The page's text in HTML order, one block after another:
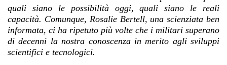
quali siano le possibilità oggi, quali siano le reali
capacità. Comunque, Rosalie Bertell, una scienziata ben
informata, ci ha ripetuto più volte che i militari superano
di decenni la nostra conoscenza in merito agli sviluppi
scientifici e tecnologici.